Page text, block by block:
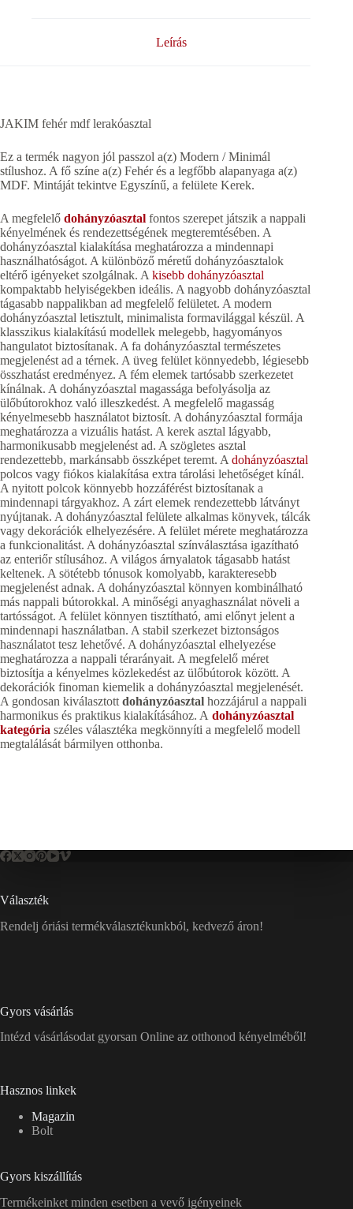
Leírás
JAKIM fehér mdf lerakóasztal
Ez a termék nagyon jól passzol a(z) Modern / Minimál
stílushoz. A fő színe a(z) Fehér és a legfőbb alapanyaga a(z)
MDF. Mintáját tekintve Egyszínű, a felülete Kerek.
A megfelelő dohányzóasztal fontos szerepet játszik a nappali
kényelmének és rendezettségének megteremtésében. A
dohányzóasztal kialakítása meghatározza a mindennapi
használhatóságot. A különböző méretű dohányzóasztalok
eltérő igényeket szolgálnak. Akisebb dohányzóasztal
kompaktabb helyiségekben ideális. A nagyobb dohányzóasztal
tágasabb nappalikban ad megfelelő felületet. A modern
dohányzóasztal letisztult, minimalista formavilággal készül. A
klasszikus kialakítású modellek melegebb, hagyományos
hangulatot biztosítanak. A fa dohányzóasztal természetes
megjelenést ad a térnek. A üveg felület könnyedebb, légiesebb
összhatást eredményez. A fém elemek tartósabb szerkezetet
kínálnak. A dohányzóasztal magassága befolyásolja az
ülőbútorokhoz való illeszkedést. A megfelelő magasság
kényelmesebb használatot biztosít. A dohányzóasztal formája
meghatározza a vizuális hatást. A kerek asztal lágyabb,
harmonikusabb megjelenést ad. A szögletes asztal
rendezettebb, markánsabb összképet teremt. Adohányzóasztal
polcos vagy fiókos kialakítása extra tárolási lehetőséget kínál.
A nyitott polcok könnyebb hozzáférést biztosítanak a
mindennapi tárgyakhoz. A zárt elemek rendezettebb látványt
nyújtanak. A dohányzóasztal felülete alkalmas könyvek, tálcák
vagy dekorációk elhelyezésére. A felület mérete meghatározza
a funkcionalitást. A dohányzóasztal színválasztása igazítható
az enteriőr stílusához. A világos árnyalatok tágasabb hatást
keltenek. A sötétebb tónusok komolyabb, karakteresebb
megjelenést adnak. A dohányzóasztal könnyen kombinálható
más nappali bútorokkal. A minőségi anyaghasználat növeli a
tartósságot. A felület könnyen tisztítható, ami előnyt jelent a
mindennapi használatban. A stabil szerkezet biztonságos
használatot tesz lehetővé. A dohányzóasztal elhelyezése
meghatározza a nappali térarányait. A megfelelő méret
biztosítja a kényelmes közlekedést az ülőbútorok között. A
dekorációk finoman kiemelik a dohányzóasztal megjelenését.
A gondosan kiválasztottdohányzóasztal hozzájárul a nappali
harmonikus és praktikus kialakításához. A dohányzóasztal
kategória széles választéka megkönnyíti a megfelelő modell
megtalálását bármilyen otthonba.
Választék
Rendelj óriási termékválasztékunkból, kedvező áron!
Gyors vásárlás
Intézd vásárlásodat gyorsan Online az otthonod kényelméből!
Hasznos linkek
Magazin
Bolt
Gyors kiszállítás
Termékeinket minden esetben a vevő igényeinek